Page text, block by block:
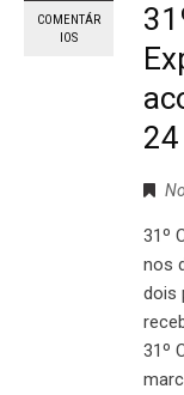
COMENTÁR
IOS
31º
nos
dois
31º